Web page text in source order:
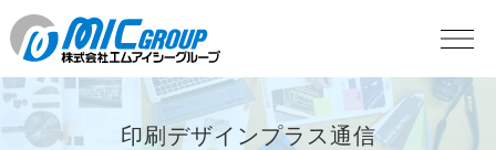
印刷デザインプラス通信